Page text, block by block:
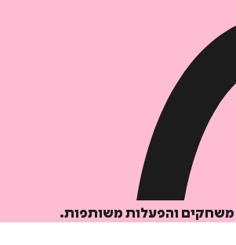
משחקים והפעלות משותפות.